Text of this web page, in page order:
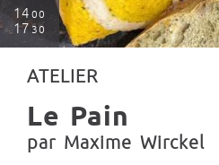
14 00
17 30
ATELIER
Le Pain
par Maxime Wirckel